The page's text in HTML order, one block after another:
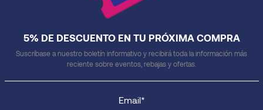
5% DE DESCUENTO EN TU PRÓXIMA COMPRA
Suscríbase a nuestro boletín informativo y recibirá toda la información más
reciente sobre eventos, rebajas y ofertas.
Email*